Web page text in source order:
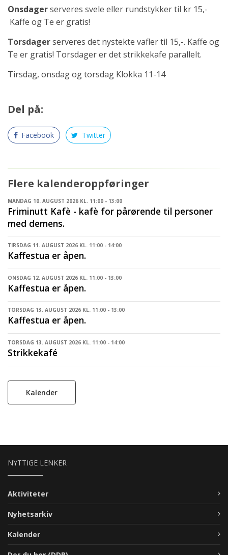
Onsdagerserveres svele eller rundstykker til kr 15,-
Kaffe og Te er gratis!
Torsdagerserveres det nystekte vafler til 15,-. Kaffe og
Te er gratis! Torsdager er det strikkekafe parallelt.
Tirsdag, onsdag og torsdag Klokka 11-14
Del på:
Facebook Twitter
Flere kalenderoppføringer
MANDAG 10. AUGUST 2026 KL. 11:00 - 13:00
Friminutt Kafè - kafè for pårørende til personer
med demens.
TIRSDAG 11. AUGUST 2026 KL. 11:00 - 14:00
Kaffestua er åpen.
ONSDAG 12. AUGUST 2026 KL. 11:00 - 13:00
Kaffestua er åpen.
TORSDAG 13. AUGUST 2026 KL. 11:00 - 13:00
Kaffestua er åpen.
TORSDAG 13. AUGUST 2026 KL. 11:00 - 14:00
Strikkekafé
Kalender
NYTTIGE LENKER
Aktiviteter
Nyhetsarkiv
Kalender